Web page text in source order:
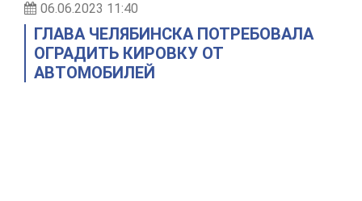
06.06.2023 11:40
ГЛАВА ЧЕЛЯБИНСКА ПОТРЕБОВАЛА
ОГРАДИТЬ КИРОВКУ ОТ
АВТОМОБИЛЕЙ